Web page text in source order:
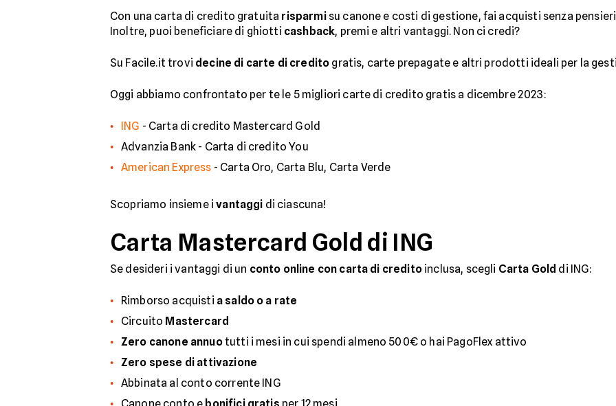
Con una carta di credito gratuita risparmisu canone e costi di gestione, fai acquisti senza
Inoltre, puoi beneficiare di ghiotti cashback, premi e altri vantaggi. Non ci credi?
Su Facile.it trovi decine di carte di credito gratis, carte prepagate e altri prodotti ideali per la
Oggi abbiamo confrontato per te le 5 migliori carte di credito gratis a dicembre 2023:
ING - Carta di credito Mastercard Gold
Advanzia Bank - Carta di credito You
American Express - Carta Oro, Carta Blu, Carta Verde
Scopriamo insieme ivantaggi di ciascuna!
Carta Mastercard Gold di ING
Se desideri i vantaggi di un conto online con carta di creditoinclusa, scegli Carta Gold di ING:
Rimborso acquisti a saldo o a rate
Circuito Mastercard
Zero canone annuotutti i mesi in cui spendi almeno 500€ o hai PagoFlex attivo
Zero spese di attivazione
Abbinata al conto corrente ING